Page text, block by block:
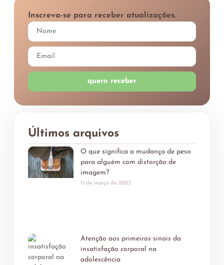
Inscreva-se para receber atualizações.
quero receber
Últimos arquivos
O que significa a mudança de peso
para alguém com distorção de
imagem?
11 de março de 2023
Atenção aos primeiros sinais da
insatisfação corporal na
adolescência